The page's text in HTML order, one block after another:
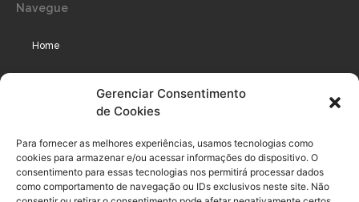
Gerenciar Consentimento
de Cookies
Para fornecer as melhores experiências, usamos tecnologias como
cookies para armazenar e/ou acessar informações do dispositivo. O
consentimento para essas tecnologias nos permitirá processar dados
como comportamento de navegação ou IDs exclusivos neste site. Não
Navegue
Home
Podcast
Legal